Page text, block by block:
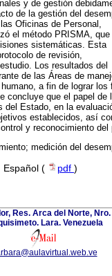
y de gestión
de la gestión del
Oficinas de Personal,
el método PRISMA, que
sistemáticas. Esta
de revisión,
Los resultados del
de las Áreas de
a fin de lograr los
concluye que el papel de
del Estado, en la
establecidos, así
y reconocimiento del
medición del
Español ( pdf )
Res. Arca del Norte, Nro.
Lara. Venezuela